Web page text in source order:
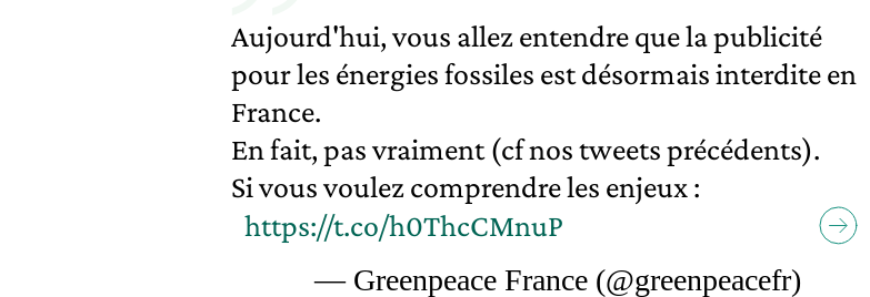
Aujourd'hui, vous allez entendre que la publicité
pour les énergies fossiles est désormais interdite en
France.
En fait, pas vraiment (cf nos tweets précédents).
Si vous voulez comprendre les enjeux :
https://t.co/h0ThcCMnuP
— Greenpeace France (@greenpeacefr)